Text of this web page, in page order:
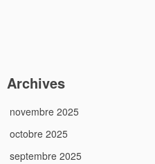
Archives
novembre 2025
octobre 2025
septembre 2025